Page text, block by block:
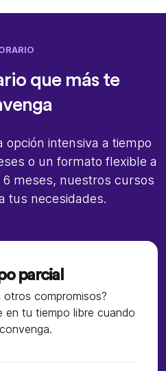
que más te
opción intensiva a tiempo
o un formato flexible a
meses, nuestros cursos
tus necesidades.
parcial
otros compromisos?
en tu tiempo libre cuando